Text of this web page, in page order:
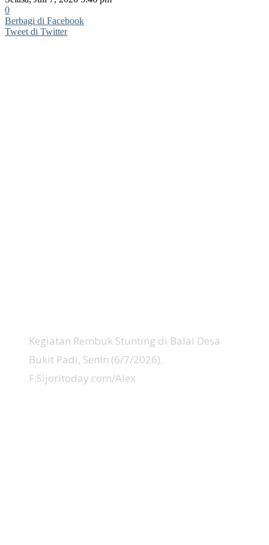
0
Berbagi di Facebook
Tweet di Twitter
Kegiatan Rembuk Stunting di Balai Desa
Bukit Padi, Senin (6/7/2026).
F:Sijoritoday.com/Alex